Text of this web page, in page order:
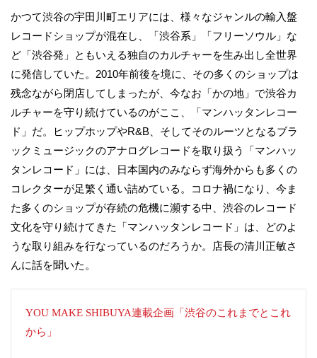
かつて渋谷の宇田川町エリアには、様々なジャンルの輸入盤
レコードショップが混在し、「渋谷系」「フリーソウル」な
ど「渋谷発」ともいえる独自のカルチャーを生み出し全世界
に発信していた。2010年前後を境に、その多くのショップは
残念ながら閉店してしまったが、今なお「かの地」で渋谷カ
ルチャーを守り続けているのがここ、「マンハッタンレコー
ド」だ。ヒップホップやR&B、そしてそのルーツとなるブラ
ックミュージックのアナログレコードを取り扱う「マンハッ
タンレコード」には、日本国内のみならず海外からも多くの
コレクターが足繁く通い詰めている。コロナ禍になり、今ま
た多くのショップが存続の危機に瀕する中、渋谷のレコード
文化を守り続けてきた「マンハッタンレコード」は、どのよ
うな取り組みを行なっているのだろうか。店長の清川正敏さ
んに話を聞いた。
YOU MAKE SHIBUYA連載企画「渋谷のこれまでとこれ
から」